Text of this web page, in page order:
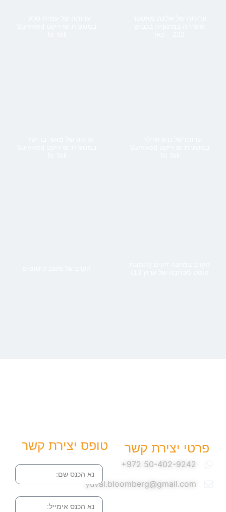
פרטי יצירת קשר
yuval.bloomberg@gmail.com
טופס יצירת קשר